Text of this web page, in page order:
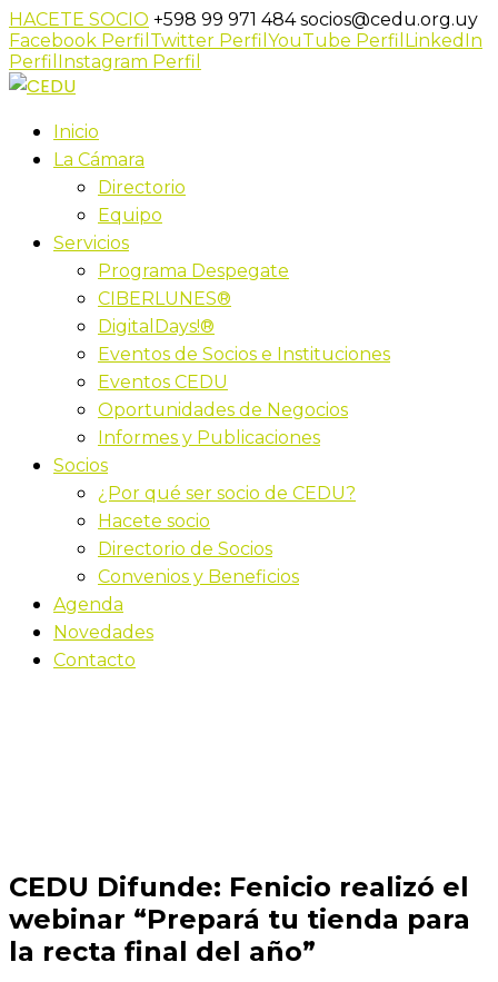
HACETE SOCIO +598 99 971 484socios@cedu.org.uy
Facebook Perfil Twitter Perfil YouTube Perfil LinkedIn
Perfil Instagram Perfil
Inicio
La Cámara
Directorio
Equipo
Servicios
Programa Despegate
CIBERLUNES®
DigitalDays!®
Eventos de Socios e Instituciones
Eventos CEDU
Oportunidades de Negocios
Informes y Publicaciones
Socios
¿Por qué ser socio de CEDU?
Hacete socio
Directorio de Socios
Convenios y Beneficios
Agenda
Novedades
Contacto
CEDU Difunde: Fenicio realizó el
webinar “Prepará tu tienda para
la recta final del año”